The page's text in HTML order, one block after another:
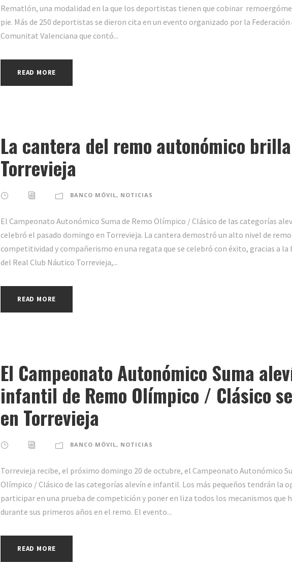
Rematlón, una modalidad en la que los deportistas tienen que cobinar
pie. Más de 250 deportistas se dieron cita en un evento organizado por la Federación
Comunitat Valenciana que contó...
READ MORE
La cantera del remo autonómico
Torrevieja
BANCO MÓVIL, NOTICIAS
El Campeonato Autonómico Suma de Remo Olímpico / Clásico de las categorías
celebró el pasado domingo en Torrevieja. La cantera demostró un alto nivel de remo
competitividad y compañerismo en una regata que se celebró con éxito, gracias a la
del Real Club Náutico Torrevieja,...
READ MORE
El Campeonato Autonómico Suma
infantil de Remo Olímpico / Clásico
en Torrevieja
BANCO MÓVIL, NOTICIAS
Torrevieja recibe, el próximo domingo 20 de octubre, el Campeonato Autonómico
Olímpico / Clásico de las categorías alevín e infantil. Los más pequeños tendrán la
participar en una prueba de competición y poner en liza todos los mecanismos que
durante sus primeros años en el remo. El evento...
READ MORE